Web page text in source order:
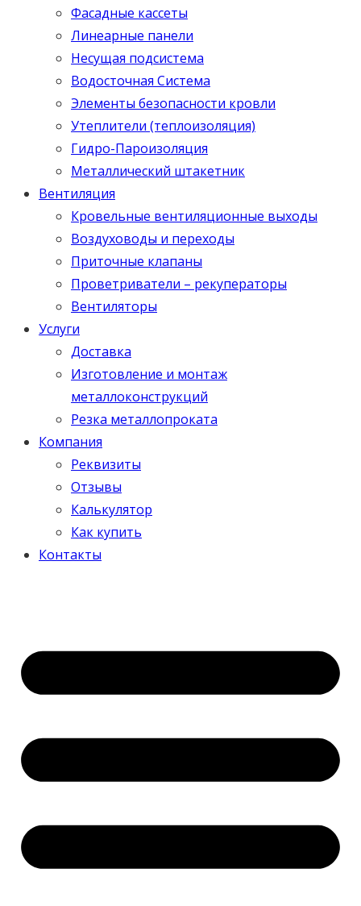
Фасадные кассеты
Линеарные панели
Несущая подсистема
Водосточная Система
Элементы безопасности кровли
Утеплители (теплоизоляция)
Гидро-Пароизоляция
Металлический штакетник
Вентиляция
Кровельные вентиляционные выходы
Воздуховоды и переходы
Приточные клапаны
Проветриватели – рекуператоры
Вентиляторы
Услуги
Доставка
Изготовление и монтаж
металлоконструкций
Резка металлопроката
Компания
Реквизиты
Отзывы
Калькулятор
Как купить
Контакты